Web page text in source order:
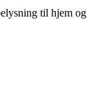
til hjem